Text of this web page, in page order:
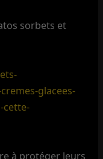
sorbets et
glacees-
cette-
à protéger leurs